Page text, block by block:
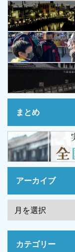
まとめ
アーカイブ
カテゴリー